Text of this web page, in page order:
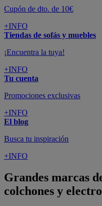
Cupón de dto. de 10€
+INFO
Tiendas de sofás y muebles
¡Encuentra la tuya!
+INFO
Tu cuenta
Promociones exclusivas
+INFO
El blog
Busca tu inspiración
+INFO
Grandes marcas
colchones y